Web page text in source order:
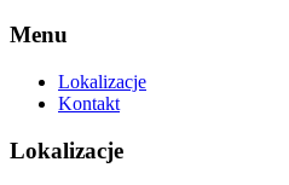
Menu
Lokalizacje
Kontakt
Lokalizacje